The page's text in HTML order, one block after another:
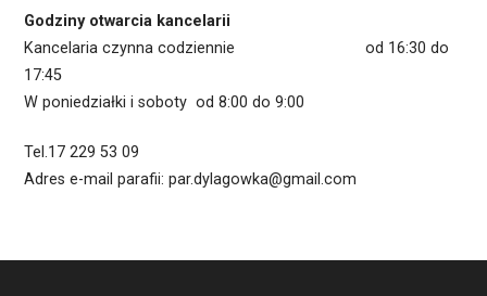
Godziny otwarcia kancelarii
Kancelaria czynna codziennie od 16:30 do
17:45
W poniedziałki i soboty od 8:00 do 9:00
Tel.17 229 53 09
Adres e-mail parafii: par.dylagowka@gmail.com